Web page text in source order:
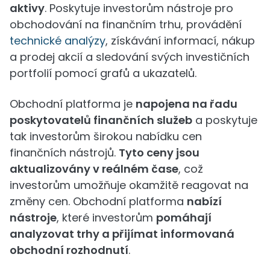
aktivy. Poskytuje investorům nástroje pro
obchodování na finančním trhu, provádění
technické analýzy, získávání informací, nákup
a prodej akcií a sledování svých investičních
portfolií pomocí grafů a ukazatelů.
Obchodní platforma je napojena na řadu
poskytovatelů finančních služeb a poskytuje
tak investorům širokou nabídku cen
finančních nástrojů. Tyto ceny jsou
aktualizovány v reálném čase, což
investorům umožňuje okamžitě reagovat na
změny cen. Obchodní platforma nabízí
nástroje, které investorům pomáhají
analyzovat trhy a přijímat informovaná
obchodní rozhodnutí.